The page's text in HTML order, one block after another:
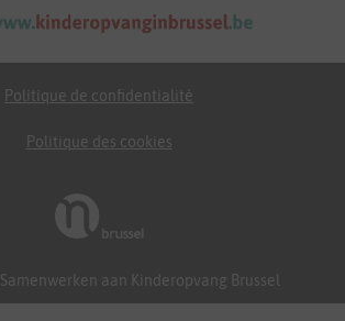
aan Kinderopvang Brussel
Politique de confidentialité
Politique des cookies